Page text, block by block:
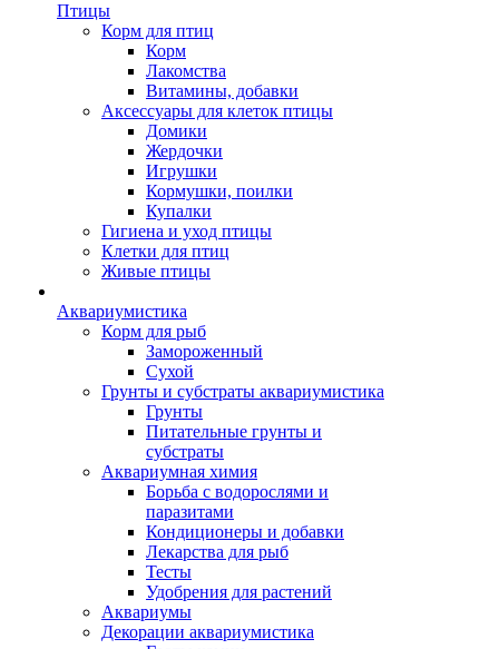
Птицы
Корм для птиц
Корм
Лакомства
Витамины, добавки
Аксессуары для клеток птицы
Домики
Жердочки
Игрушки
Кормушки, поилки
Купалки
Гигиена и уход птицы
Клетки для птиц
Живые птицы
Аквариумистика
Корм для рыб
Замороженный
Сухой
Грунты и субстраты аквариумистика
Грунты
Питательные грунты и
субстраты
Аквариумная химия
Борьба с водорослями и
паразитами
Кондиционеры и добавки
Лекарства для рыб
Тесты
Удобрения для растений
Аквариумы
Декорации аквариумистика